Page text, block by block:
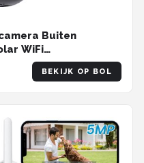
Buiten
WiFi
met Zonnepaneel
Kleuren Nachtzicht
zwart - 3 stuks
BEKIJK OP BOL